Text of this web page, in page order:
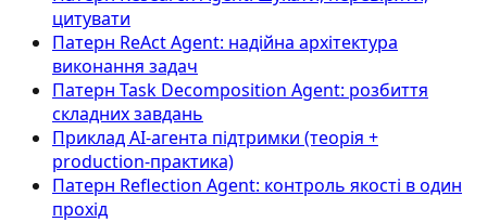
цитувати
Патерн ReAct Agent: надійна архітектура
виконання задач
Патерн Task Decomposition Agent: розбиття
складних завдань
Приклад AI‑агента підтримки (теорія +
production-практика)
Патерн Reflection Agent: контроль якості в один
прохід